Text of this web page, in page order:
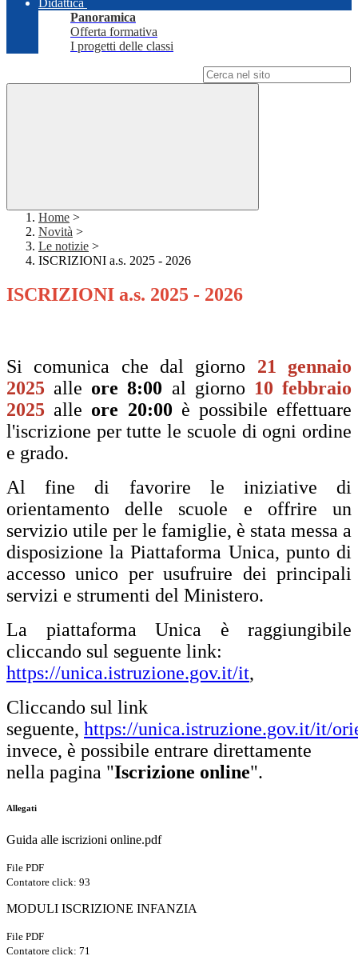
Didattica
Panoramica
Offerta formativa
I progetti delle classi
Home >
Novità >
Le notizie >
ISCRIZIONI a.s. 2025 - 2026
ISCRIZIONI a.s. 2025 - 2026
Si comunica che dal giorno 21 gennaio
2025 alle ore 8:00 al giorno 10 febbraio
2025 alle ore 20:00 è possibile effettuare
l'iscrizione per tutte le scuole di ogni ordine
e grado.
Al fine di favorire le iniziative di
orientamento delle scuole e offrire un
servizio utile per le famiglie, è stata messa a
disposizione la Piattaforma Unica, punto di
accesso unico per usufruire dei principali
servizi e strumenti del Ministero.
La piattaforma Unica è raggiungibile
cliccando sul seguente link:
https://unica.istruzione.gov.it/it,
Cliccando sul link
seguente, https://unica.istruzione.gov.it/it/
invece, è possibile entrare direttamente
nella pagina "Iscrizione online".
Allegati
Guida alle iscrizioni online.pdf
File PDF
Contatore click: 93
MODULI ISCRIZIONE INFANZIA
File PDF
Contatore click: 71